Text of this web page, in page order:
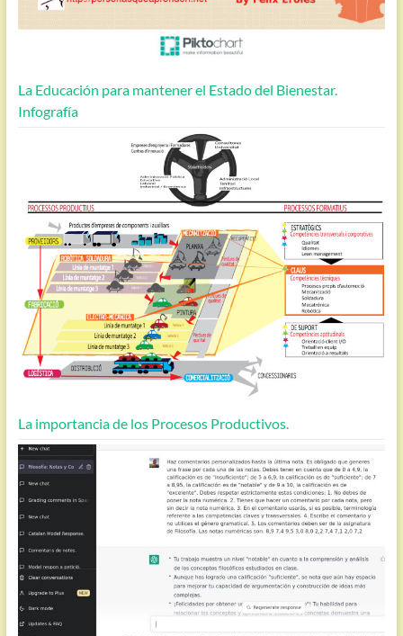
La Educación para mantener el Estado del Bienestar.
Infografía
La importancia de los Procesos Productivos.